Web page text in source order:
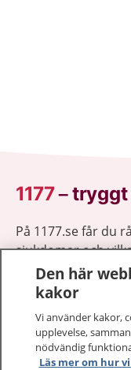
1177–tryggt
På 1177.se får du
sjukdomar och
Logga in för att
vårdärenden.
1177 ger dig råd
Den här
kakor
Vi använder kakor,
upplevelse,
nödvändig
Läs mer om hur